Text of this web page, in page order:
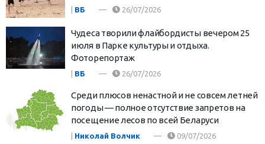
ВБ 26/07/2026
Чудеса творили флайбордисты вечером 25
июля в Парке культуры и отдыха.
Фоторепортаж
| ВБ 26/07/2026
Среди плюсов ненастной и не совсем летней
погоды — полное отсутствие запретов на
посещение лесов по всей Беларуси
| Николай Волчик 09/07/2026